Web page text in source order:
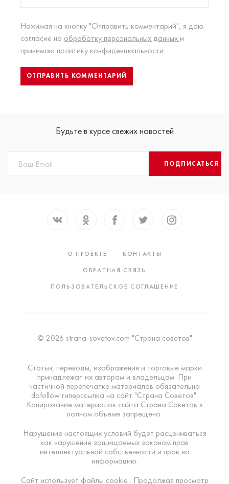
Нажимая на кнопку "Отправить комментарий", я даю
согласие на обработку персональных данных и
принимаю политику конфиденциальности.
Будьте в курсе свежих новостей
ПОДПИСАТЬСЯ
О ПРОЕКТЕ
КОНТАКТЫ
ОБРАТНАЯ СВЯЗЬ
ПОЛЬЗОВАТЕЛЬСКОЕ СОГЛАШЕНИЕ
© 2026 strana-sovetov.com "Страна советов"
Статьи, переводы, изображения и торговые марки
принадлежат их авторам и владельцам. При
частичной перепечатке материалов обязательна
dofollow гиперссылка на сайт "Страна Советов".
Копирование материалов сайта Страна Советов в
полном объеме запрещено.
Нарушение настоящих условий будет расцениваться
как нарушение защищаемых законом прав
интеллектуальной собственности и прав на
информацию.
Сайт использует файлы cookie . Продолжая просмотр